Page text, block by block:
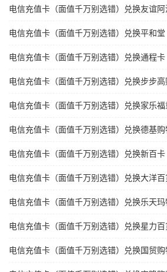
电信充值卡（面值千万别选错）兑换友谊
电信充值卡（面值千万别选错）兑换平和堂
电信充值卡（面值千万别选错）兑换通程卡
电信充值卡（面值千万别选错）兑换步步
电信充值卡（面值千万别选错）兑换家乐福
电信充值卡（面值千万别选错）兑换德基购
电信充值卡（面值千万别选错）兑换新百卡
电信充值卡（面值千万别选错）兑换大洋
电信充值卡（面值千万别选错）兑换乐天
电信充值卡（面值千万别选错）兑换星力百
电信充值卡（面值千万别选错）兑换国贸购